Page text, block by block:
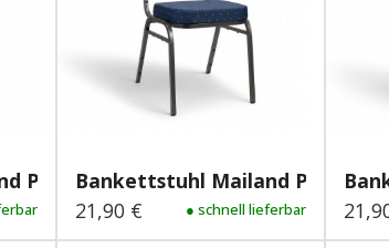
Plus GrünBankettstuhl Mailand Plus Blau
Regulärer Preis:
21,90 € ● schnell lieferbar